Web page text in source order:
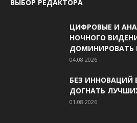
ВЫБОР РЕДАКТОРА
ЦИФРОВЫЕ И
НОЧНОГО
ДОМИНИРОВАТЬ
04.08.2026
БЕЗ ИННОВАЦИЙ
ДОГНАТЬ
01.08.2026